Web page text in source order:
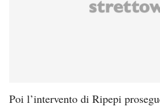
Poi l’intervento di Ripepi